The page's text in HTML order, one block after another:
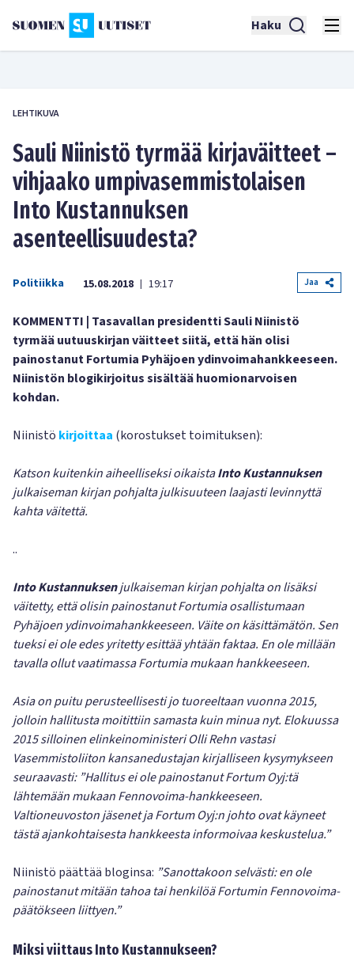
Haku
LEHTIKUVA
Sauli Niinistö tyrmää kirjaväitteet –
vihjaako umpivasemmistolaisen
Into Kustannuksen
asenteellisuudesta?
Politiikka 15.08.2018 | 19:17 Jaa
KOMMENTTI | Tasavallan presidentti Sauli Niinistö
tyrmää uutuuskirjan väitteet siitä, että hän olisi
painostanut Fortumia Pyhäjoen ydinvoimahankkeeseen.
Niinistön blogikirjoitus sisältää huomionarvoisen
kohdan.
Niinistö kirjoittaa (korostukset toimituksen):
Katson kuitenkin aiheelliseksi oikaistaInto Kustannuksen
julkaiseman kirjan pohjalta julkisuuteen laajasti levinnyttä
kahta väitettä.
..
Into Kustannuksenjulkaiseman kirjan pohjalta on lisäksi
väitetty, että olisin painostanut Fortumia osallistumaan
Pyhäjoen ydinvoimahankkeeseen. Väite on käsittämätön. Sen
tueksi ei ole edes yritetty esittää yhtään faktaa. En ole millään
tavalla ollut vaatimassa Fortumia mukaan hankkeeseen.
Asia on puitu perusteellisesti jo tuoreeltaan vuonna 2015,
jolloin hallitusta moitittiin samasta kuin minua nyt. Elokuussa
2015 silloinen elinkeinoministeri Olli Rehn vastasi
Vasemmistoliiton kansanedustajan kirjalliseen kysymykseen
seuraavasti: ”Hallitus ei ole painostanut Fortum Oyj:tä
lähtemään mukaan Fennovoima-hankkeeseen.
Valtioneuvoston jäsenet ja Fortum Oyj:n johto ovat käyneet
tästä ajankohtaisesta hankkeesta informoivaa keskustelua.”
Niinistö päättää bloginsa: ”Sanottakoon selvästi: en ole
painostanut mitään tahoa tai henkilöä Fortumin Fennovoima-
päätökseen liittyen.”
Miksi viittaus Into Kustannukseen?